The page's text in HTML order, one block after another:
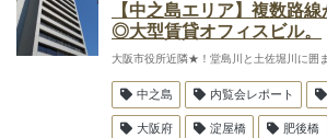
【中之島エリア】複数路
◎大型賃貸オフィスビル。
大阪市役所近隣★！堂島川と土佐堀川に囲
中之島 内覧会レポート
大阪府 淀屋橋 肥後橋